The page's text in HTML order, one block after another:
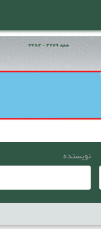
نویسنده